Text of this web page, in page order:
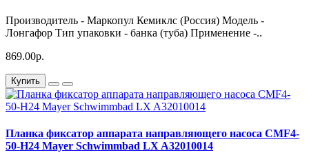
Производитель - Маркопул Кемиклс (Россия) Модель -
Лонгафор Тип упаковки - банка (туба) Применение -..
869.00р.
Купить
Планка фиксатор аппарата направляющего насоса CMF4-
50-H24 Mayer Schwimmbad LX A32010014